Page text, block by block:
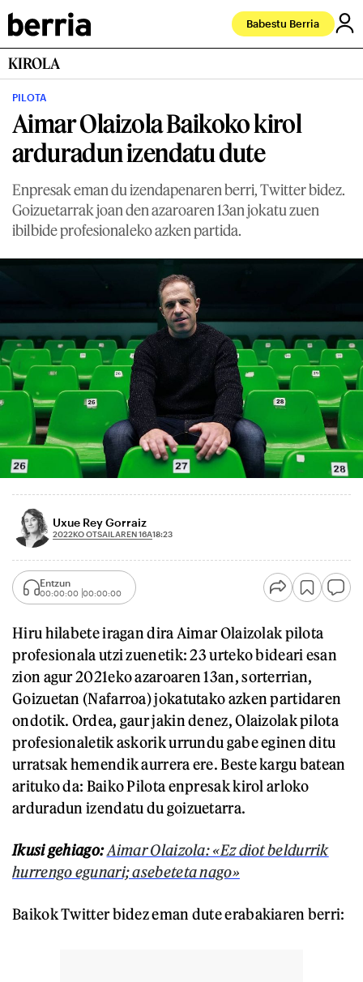
Babestu Berria
KIROLA
PILOTA
Aimar Olaizola Baikoko kirol
arduradun izendatu dute
Enpresak eman du izendapenaren berri, Twitter bidez.
Goizuetarrak joan den azaroaren 13an jokatu zuen
ibilbide profesionaleko azken partida.
Uxue Rey Gorraiz
2022KO OTSAILAREN 16A18:23
Entzun
00:00:00 00:00:00
Hiru hilabete iragan dira Aimar Olaizolak pilota
profesionala utzi zuenetik: 23 urteko bideari esan
zion agur 2021eko azaroaren 13an, sorterrian,
Goizuetan (Nafarroa) jokatutako azken partidaren
ondotik. Ordea, gaur jakin denez, Olaizolak pilota
profesionaletik askorik urrundu gabe eginen ditu
urratsak hemendik aurrera ere. Beste kargu batean
arituko da: Baiko Pilota enpresak kirol arloko
arduradun izendatu du goizuetarra.
Ikusi gehiago:Aimar Olaizola: «Ez diot beldurrik
hurrengo egunari; asebeteta nago»
Baikok Twitter bidez eman dute erabakiaren berri: